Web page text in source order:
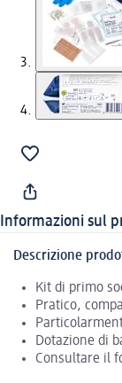
Informazioni sul
Descrizione
Kit di primo
Pratico,
Dotazione di
Consultare il